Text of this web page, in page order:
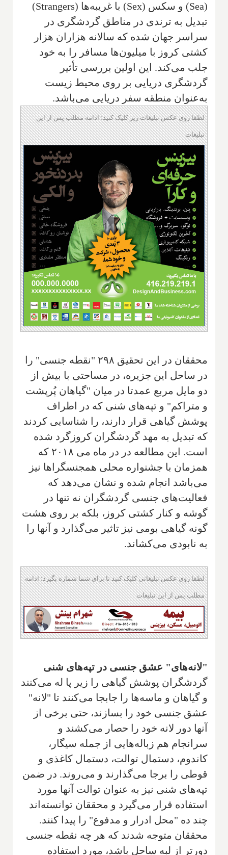
(Sea) و سکس (Sex) با غریبه‌ها (Strangers)
تبدیل به ترندی در مناطق گردشگری در
سراسر جهان شده که سالانه هزاران هزار
کشتی کروز با میلیون‌ها مسافر را به خود
جلب می‌کند. این اولین بررسی تأثیر
گردشگری دریایی بر روی محیط زیست
به‌عنوان منطقه سفر دریایی می‌باشد.
لطفا روی عکس تبلیغات زیر کلیک کنید؛ ادامه مطلب پس از این
تبلیغات
محققان در این تحقیق ۲۹۸ "نقطه جنسی" را
در ساحل این جزیره، در مساحتی با بیش از
دو مایل مربع عمدتا در میان "گیاهان پُرپشت
و متراکم" و تپه‌های شنی که در اطراف
پوشش گیاهی قرار دارند، را شناسایی کردند
که تبدیل به مهد گردشگران کروزگرد شده
است. این مطالعه در در ماه می ۲۰۱۸ که
همزمان با جشنواره محلی همجنسگراها نیز
می‌باشد انجام شده و نشان می‌دهد که
فعالیت‌های جنسی گردشگران نه تنها در
گوشه و کنار کشتی کروز، بلکه بر روی هشت
گونه گیاهی بومی نیز تاثیر می‌گذارد و آنها را
به نابودی می‌کشاند.
لطفا روی عکس تبلیغاتی کلیک کنید تا برای شما شماره بگیرد؛ ادامه
مطلب پس از این تبلیغات
"لانه‌های" عشق جنسی در تپه‌های شنی
گردشگران پوشش گیاهی را زیر پا له می‌کنند
و گیاهان و ماسه‌ها را جابجا می‌کنند تا "لانه"
عشق جنسی خود را بسازند، حتی برخی از
آنها دور لانه خود را حصار می‌کشند و
سرانجام هم زباله‌هایی از جمله سیگار،
کاندوم، دستمال توالت، دستمال کاغذی و
قوطی را برجا می‌گذارند و می‌روند. در ضمن
تپه‌های شنی نیز به عنوان توالت آنها مورد
استفاده قرار می‌گیرد و محققان توانسته‌اند
چند ده "محل ادرار و مدفوع" را پیدا کنند.
محققان متوجه شدند که هر چه نقطه جنسی
دورتر از لبه ساحل باشد، مورد استفاده